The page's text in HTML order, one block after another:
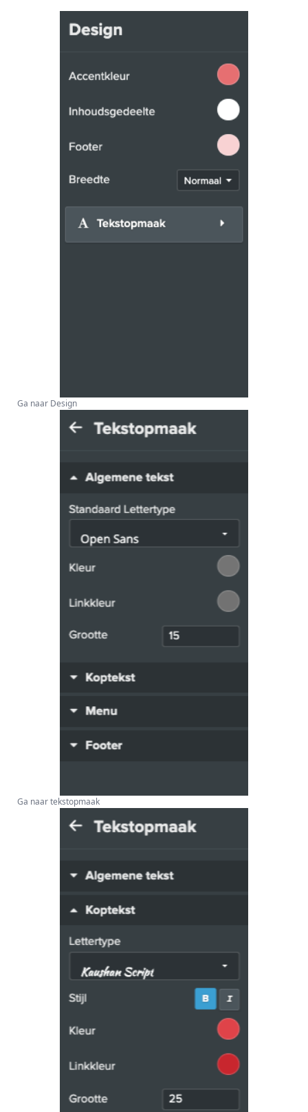
Ga naar Design
Ga naar tekstopmaak